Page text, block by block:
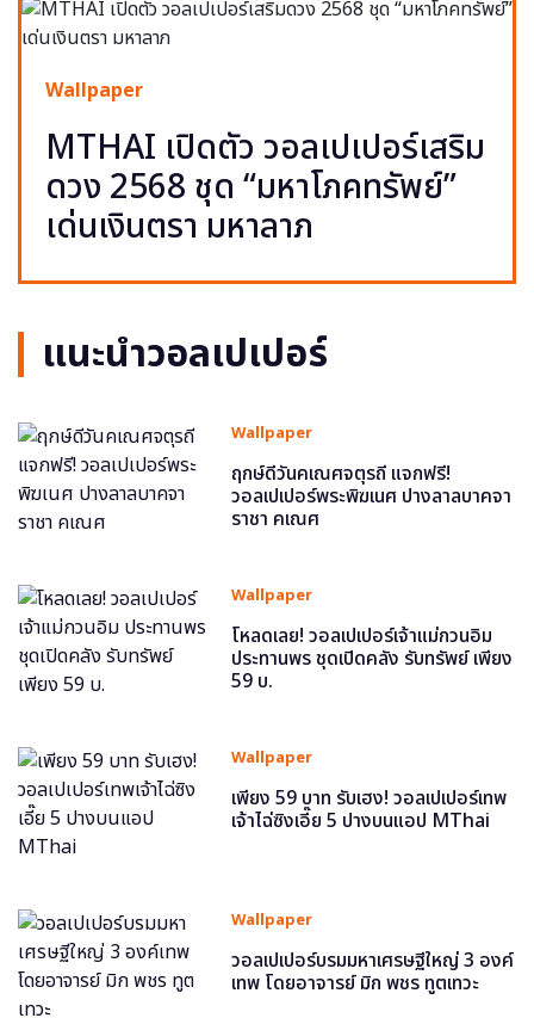
Wallpaper
MTHAI เปิดตัว วอลเปเปอร์เสริม
ดวง 2568 ชุด “มหาโภคทรัพย์”
เด่นเงินตรา มหาลาภ
แนะนำวอลเปเปอร์
Wallpaper
ฤกษ์ดีวันคเณศจตุรถี แจกฟรี!
วอลเปเปอร์พระพิฆเนศ ปางลาลบาคจา
ราชา คเณศ
Wallpaper
โหลดเลย! วอลเปเปอร์เจ้าแม่กวนอิม
ประทานพร ชุดเปิดคลัง รับทรัพย์ เพียง
59 บ.
Wallpaper
เพียง 59 บาท รับเฮง! วอลเปเปอร์เทพ
เจ้าไฉ่ซิงเอี๊ย 5 ปางบนแอป MThai
Wallpaper
วอลเปเปอร์บรมมหาเศรษฐีใหญ่ 3 องค์
เทพ โดยอาจารย์ มิก พชร ทูตเทวะ